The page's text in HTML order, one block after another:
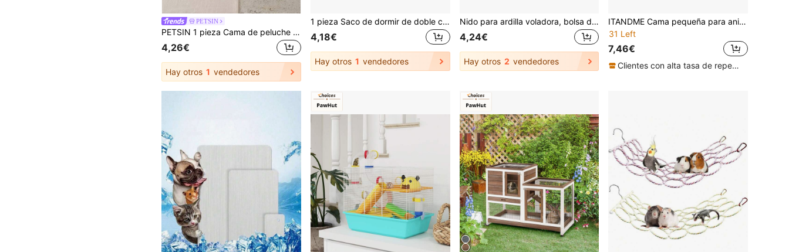
PETSIN
PETSIN 1 pieza Cama de peluche súper suave para mascotas - Nido de dormir cálido y acogedor para hámsteres, con fondo antideslizante y almohadilla aislante, perfectamente adecuado para cobayas y otros animales pequeños, diseño circular esponjoso y colorido
4,26€
Hay otros 1 vendedores
1 pieza Saco de dormir de doble capa de felpa suave de coral en unicolor, adecuado para hámsteres, planeadores, ardillas y otras mascotas trepadoras pequeñas para descansar y dormir, desmontable y lavable, con opciones de multicolor y tamaño, aplicable para otoño/invierno
4,18€
Hay otros 1 vendedores
Nido para ardilla voladora, bolsa de dormir colgante para mascotas pequeñas, hamaca para hámster, nido para chinchilla, nido oculto para cobaya
4,24€
Hay otros 2 vendedores
ITANDME Cama pequeña para animales, escondite para conejillos de indias, escondite para conejos, cama transpirable para hámsteres, cama para erizos con estampado floral, almohadilla suave lavable a máquina, casa de verano para mascotas de interior
31 Left
7,46€
Clientes con alta tasa de repetición